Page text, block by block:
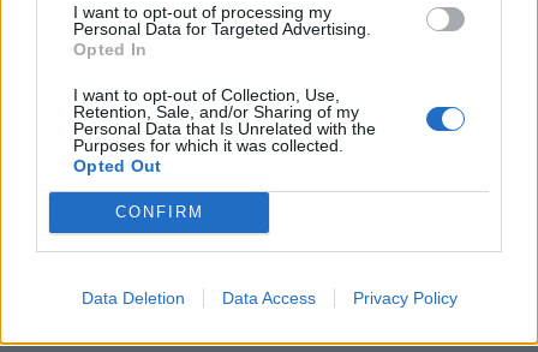
I want to opt-out of processing my
Personal Data for Targeted Advertising.
Opted In
I want to opt-out of Collection, Use,
Retention, Sale, and/or Sharing of my
Personal Data that Is Unrelated with the
Purposes for which it was collected.
Opted Out
CONFIRM
Data Deletion Data Access Privacy Policy